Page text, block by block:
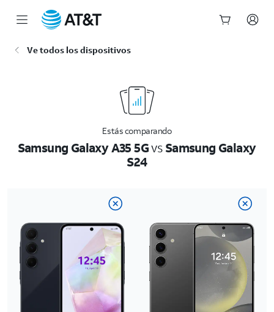
Ve todos los dispositivos
Estás comparando
Samsung Galaxy A35 5GvsSamsung Galaxy
S24